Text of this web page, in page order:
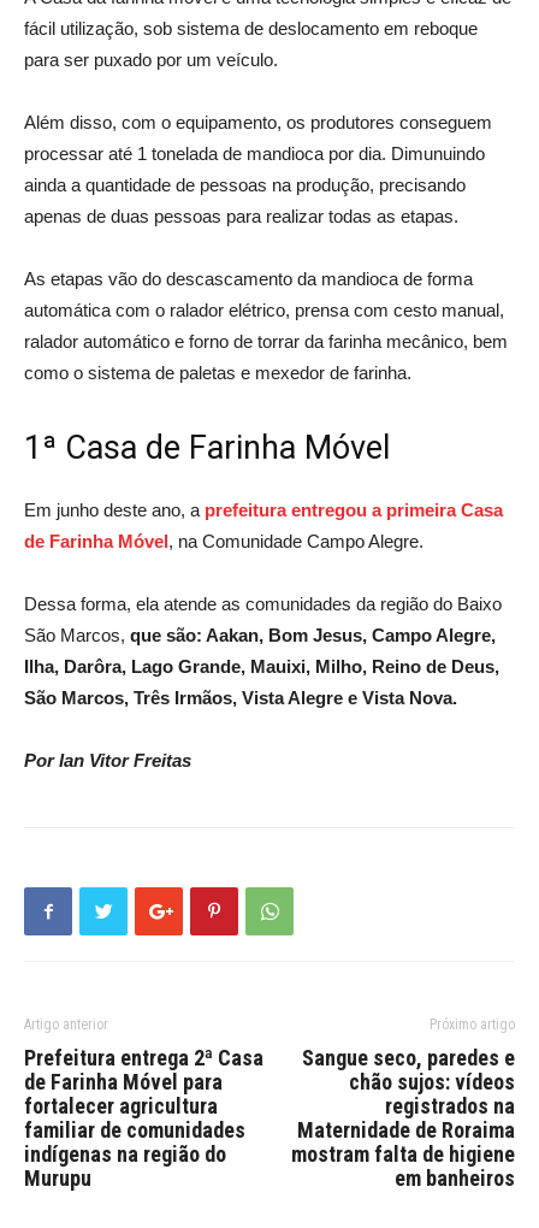
fácil utilização, sob sistema de deslocamento em reboque
para ser puxado por um veículo.
Além disso, com o equipamento, os produtores conseguem
processar até 1 tonelada de mandioca por dia. Dimunuindo
ainda a quantidade de pessoas na produção, precisando
apenas de duas pessoas para realizar todas as etapas.
As etapas vão do descascamento da mandioca de forma
automática com o ralador elétrico, prensa com cesto manual,
ralador automático e forno de torrar da farinha mecânico, bem
como o sistema de paletas e mexedor de farinha.
1ª Casa de Farinha Móvel
Em junho deste ano, a prefeitura entregou a primeira Casa
de Farinha Móvel, na Comunidade Campo Alegre.
Dessa forma, ela atende as comunidades da região do Baixo
São Marcos, que são: Aakan, Bom Jesus, Campo Alegre,
Ilha, Darôra, Lago Grande, Mauixi, Milho, Reino de Deus,
São Marcos, Três Irmãos, Vista Alegre e Vista Nova.
Por Ian Vitor Freitas
Artigo anterior
Prefeitura entrega 2ª Casa
de Farinha Móvel para
fortalecer agricultura
familiar de comunidades
indígenas na região do
Murupu
Próximo artigo
Sangue seco, paredes e
chão sujos: vídeos
registrados na
Maternidade de Roraima
mostram falta de higiene
em banheiros